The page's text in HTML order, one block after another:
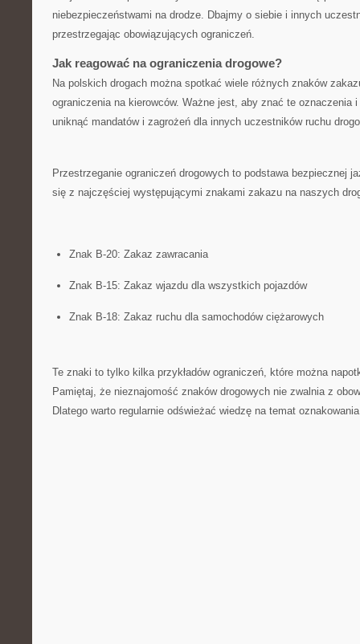
niebezpieczeństwami na drodze. Dbajmy o siebie ⁣i innych
przestrzegając obowiązujących ograniczeń.
Jak reagować⁤ na ograniczenia ⁤drogowe?
Na polskich drogach⁣ można spotkać ⁤wiele różnych znaków
ograniczenia na ⁣kierowców. Ważne jest, aby znać te oznaczenia‌
uniknąć⁣ mandatów ‍i zagrożeń dla innych ⁣uczestników ​ruchu
Przestrzeganie ograniczeń ​drogowych⁣ to podstawa bezpiecznej
się‍ z ‍najczęściej⁤ występującymi znakami zakazu ​na naszych
Znak B-20: Zakaz zawracania
Znak B-15: Zakaz​ wjazdu dla⁤ wszystkich​ pojazdów
Znak B-18: Zakaz ruchu dla samochodów ciężarowych
Te znaki⁢ to tylko‍ kilka przykładów ograniczeń, ⁢które można
Pamiętaj, że ​nieznajomość znaków drogowych nie zwalnia ​z
Dlatego warto regularnie odświeżać wiedzę na temat